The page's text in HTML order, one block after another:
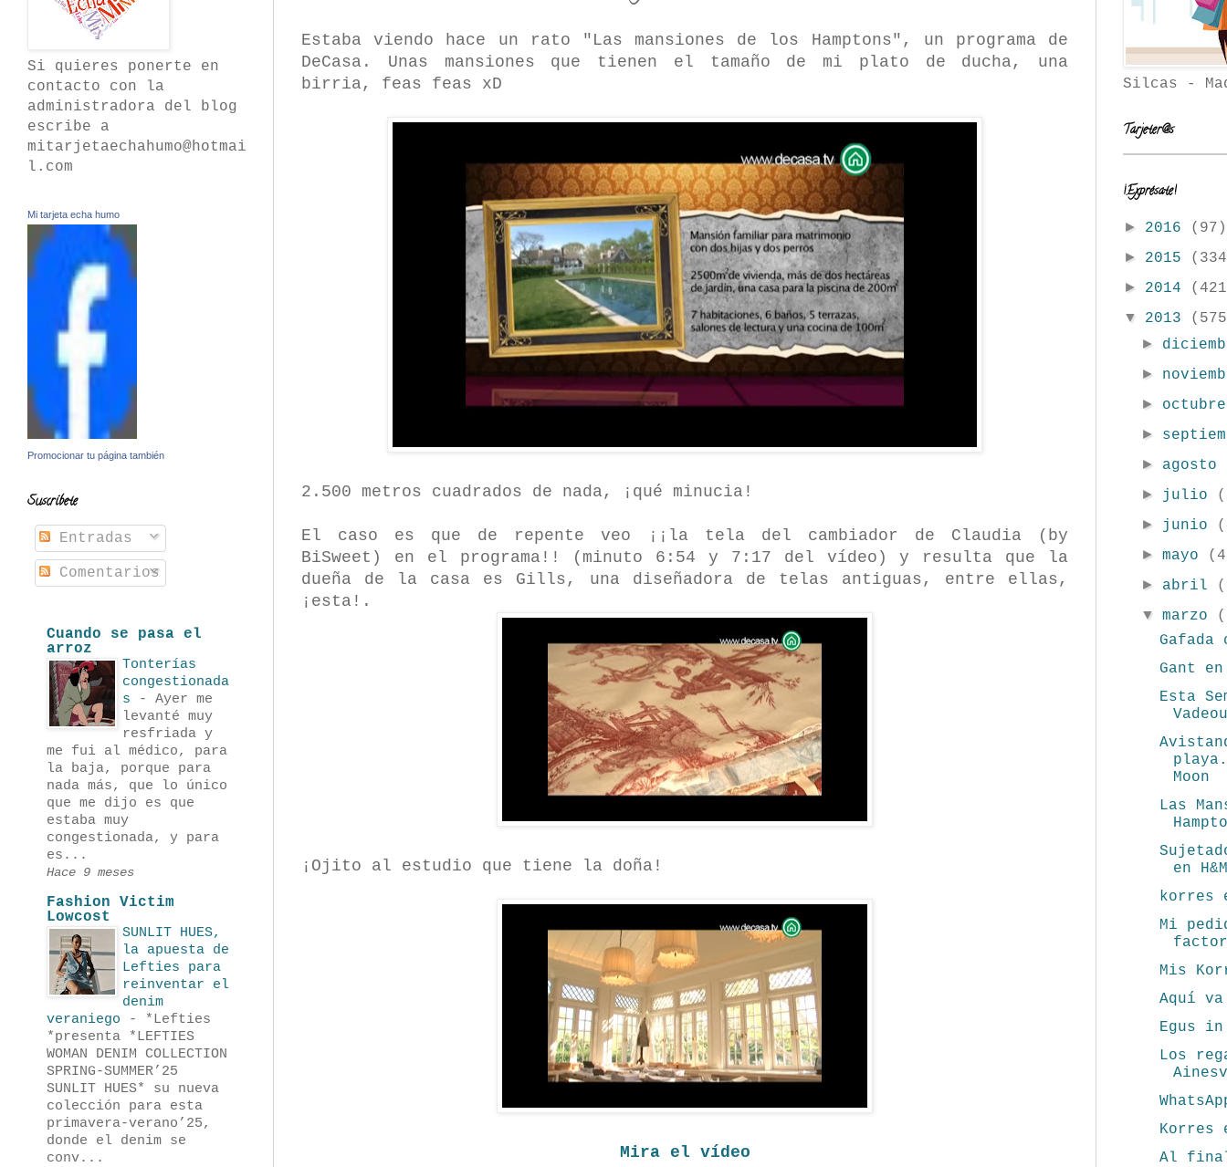
Estaba viendo hace un rato "Las mansiones de los Hamptons", un programa de
DeCasa. Unas mansiones que tienen el tamaño de mi plato de ducha, una
birria, feas feas xD
2.500 metros cuadrados de nada, ¡qué minucia!
El caso es que de repente veo ¡¡la tela del cambiador de Claudia (by
BiSweet) en el programa!! (minuto 6:54 y 7:17 del vídeo) y resulta que la
dueña de la casa es Gills, una diseñadora de telas antiguas, entre ellas,
¡esta!.
¡Ojito al estudio que tiene la doña!
Mira el vídeo
Si quieres ponerte en
contacto con la
administradora del blog
escribe a
mitarjetaechahumo@hotmai
l.com
Mi tarjeta echa humo
Promocionar tu página también
Suscríbete
Entradas
Comentarios
Cuando se pasa el
arroz
Tonterías
congestionada
s
- Ayer me
levanté muy
resfriada y
me fui al médico, para
la baja, porque para
nada más, que lo único
que me dijo es que
estaba muy
congestionada, y para
es...
Hace 9 meses
Fashion Victim
Lowcost
SUNLIT HUES,
la apuesta de
Lefties para
reinventar el
denim
veraniego
-
*Lefties
*presenta *LEFTIES
WOMAN DENIM COLLECTION
SPRING-SUMMER’25
SUNLIT HUES* su nueva
colección para esta
primavera-verano’25,
donde el denim se
conv...
Silcas -
Tarjeter@s
¡Exprésate!
► 2016 (97)
► 2015
► 2014
▼ 2013
►
►
►
►
► agosto
► julio
► junio
►mayo
► abril
▼marzo
Gafada
Gant
Esta
Moon
Las
en H&M
korres
Mi
Mis
Aquí
Egus in
Los
Korres
Al